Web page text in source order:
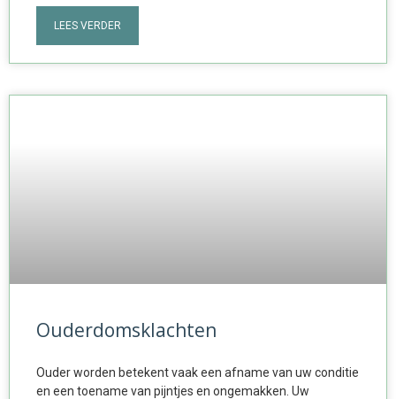
LEES VERDER
Ouderdomsklachten
Ouder worden betekent vaak een afname van uw conditie
en een toename van pijntjes en ongemakken. Uw